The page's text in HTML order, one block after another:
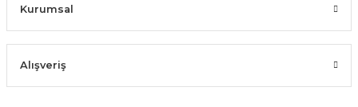
Kurumsal
Alışveriş